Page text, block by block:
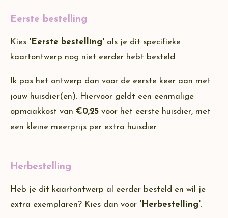
Eerste bestelling
Kies 'Eerste bestelling' als je dit specifieke
kaartontwerp nog niet eerder hebt besteld.
Ik pas het ontwerp dan voor de eerste keer aan met
jouw huisdier(en). Hiervoor geldt een eenmalige
opmaakkost van €0,25 voor het eerste huisdier, met
een kleine meerprijs per extra huisdier.
Herbestelling
Heb je dit kaartontwerp al eerder besteld en wil je
extra exemplaren? Kies dan voor 'Herbestelling'.